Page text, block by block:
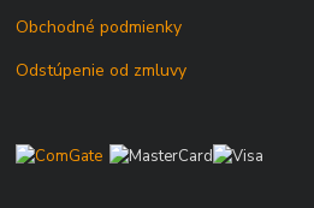
Obchodné podmienky
Odstúpenie od zmluvy